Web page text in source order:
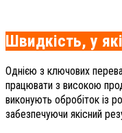
Швидкість, у
Однією з ключових
працювати з високою
виконують обробіток із
забезпечуючи якісний